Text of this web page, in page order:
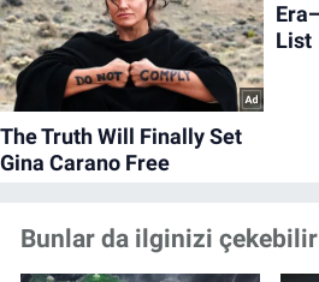
Bunlar da ilginizi çekebilir